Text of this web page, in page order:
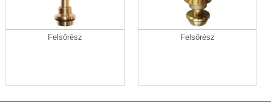
Felsőrész Felsőrész